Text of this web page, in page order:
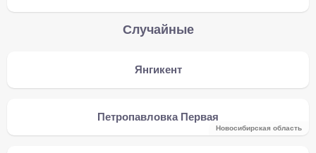
Случайные
Янгикент
Петропавловка Первая
Новосибирская область